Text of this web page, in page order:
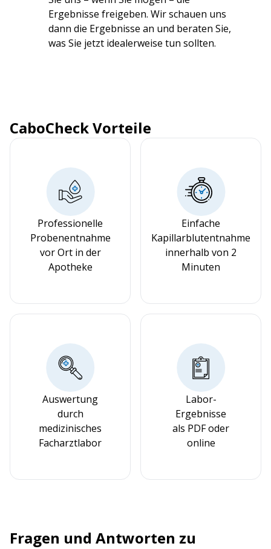
Ergebnisse freigeben. Wir schauen uns
dann die Ergebnisse an und beraten Sie,
was Sie jetzt idealerweise tun sollten.
CaboCheck Vorteile
Professionelle
Probenentnahme
vor Ort in der
Apotheke
Einfache
Kapillarblutentnahme
innerhalb von 2
Minuten
Auswertung
durch
medizinisches
Facharztlabor
Labor-
Ergebnisse
als PDF oder
online
Fragen und Antworten zu